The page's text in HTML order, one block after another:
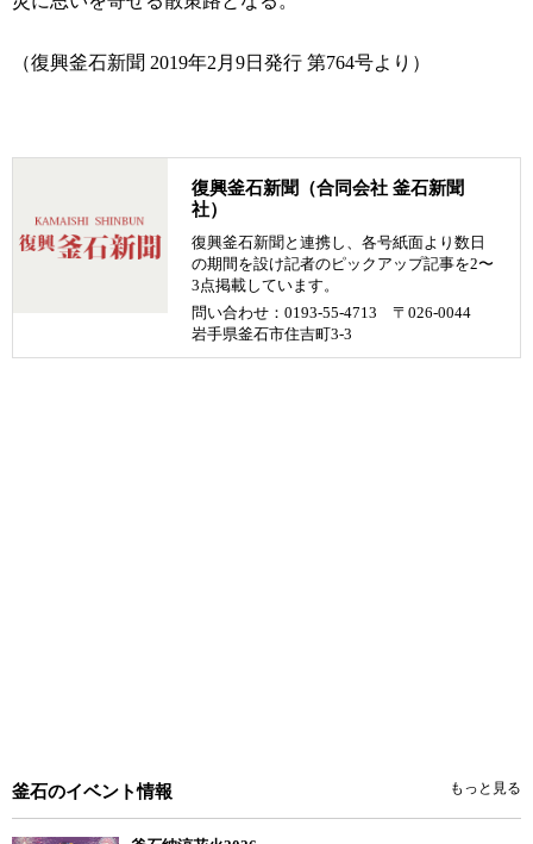
（復興釜石新聞 2019年2月9日発行 第764号より）
復興釜石新聞（合同会社 釜石新聞
社）
復興釜石新聞と連携し、各号紙面より数日
の期間を設け記者のピックアップ記事を2〜
3点掲載しています。
問い合わせ：0193-55-4713 〒026-0044
岩手県釜石市住吉町3-3
釜石のイベント情報 もっと見る